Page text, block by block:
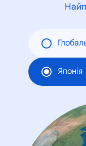
Японія